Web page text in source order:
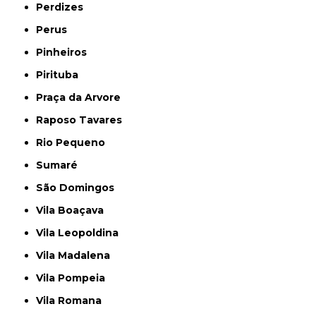
Perdizes
Perus
Pinheiros
Pirituba
Praça da Arvore
Raposo Tavares
Rio Pequeno
Sumaré
São Domingos
Vila Boaçava
Vila Leopoldina
Vila Madalena
Vila Pompeia
Vila Romana